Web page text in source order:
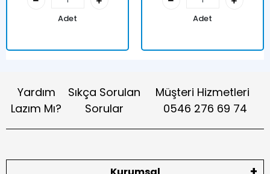
Adet Adet
Yardım
Lazım Mı?
Sıkça Sorulan
Sorular
Müşteri Hizmetleri
0546 276 69 74